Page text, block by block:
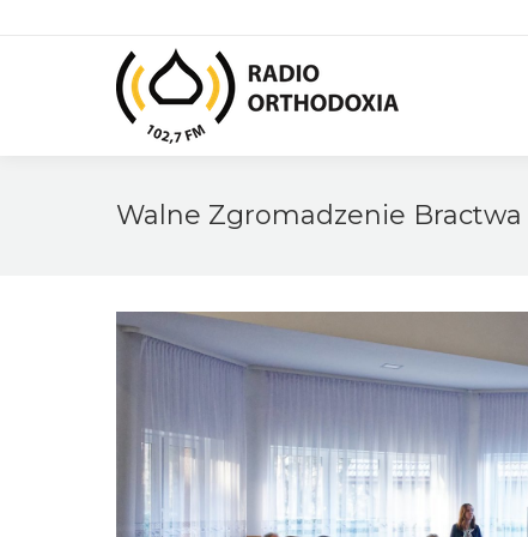
Walne Zgromadzenie